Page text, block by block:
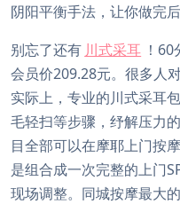
阴阳平衡手法，让你做完
别忘了还有 川式采耳 ！
会员价209.28元。很多人
实际上，专业的川式采耳
毛轻扫等步骤，纾解压力
目全部可以在摩耶上门按
是组合成一次完整的上门
现场调整。同城按摩最大